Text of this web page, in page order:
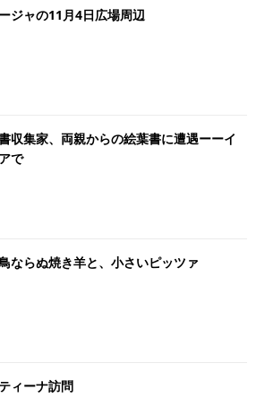
ジャの11月4日広場周辺
収集家、両親からの絵葉書に遭遇ーーイ
で
ならぬ焼き羊と、小さいピッツァ
ィーナ訪問